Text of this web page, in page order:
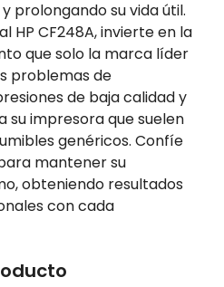
prolongando su vida útil.
HP CF248A, invierte en la
que solo la marca líder
problemas de
de baja calidad y
su impresora que suelen
genéricos. Confíe
mantener su
obteniendo resultados
con cada